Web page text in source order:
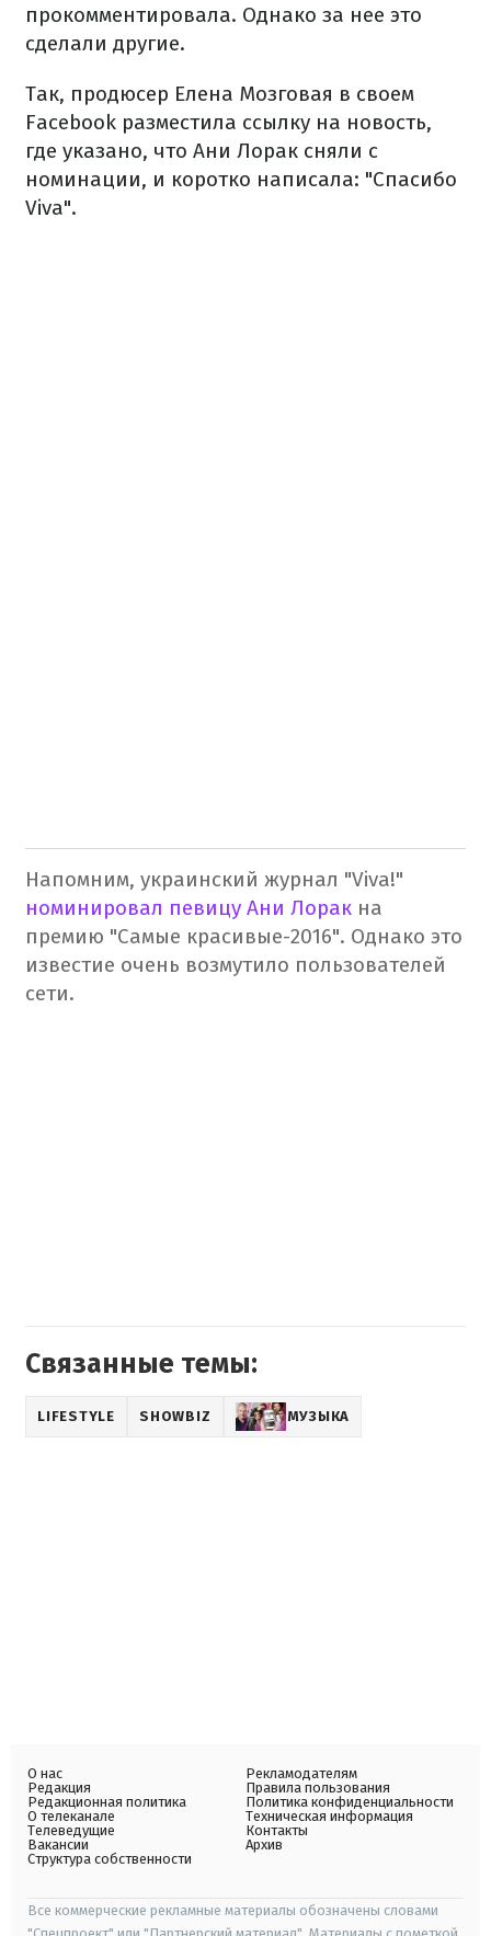
прокомментировала. Однако за нее это
сделали другие.
Так, продюсер Елена Мозговая в своем
Facebook разместила ссылку на новость,
где указано, что Ани Лорак сняли с
номинации, и коротко написала: "Спасибо
Viva".
Напомним, украинский журнал "Viva!"
номинировал певицу Ани Лорак на
премию "Самые красивые-2016". Однако это
известие очень возмутило пользователей
сети.
Связанные темы:
LIFESTYLE SHOWBIZ МУЗЫКА
О нас
Редакция
Редакционная политика
О телеканале
Телеведущие
Вакансии
Структура собственности
Рекламодателям
Правила пользования
Политика конфиденциальности
Техническая информация
Контакты
Архив
Все коммерческие рекламные материалы обозначены словами